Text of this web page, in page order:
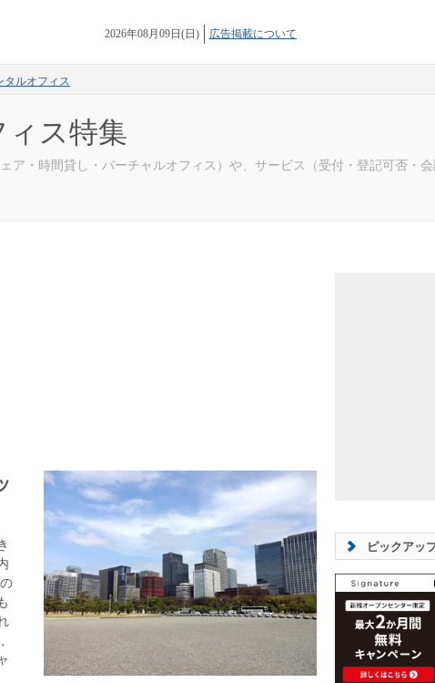
2026年08月09日(日) 広告掲載について
タルオフィス
ス特集
ア・時間貸し・バーチャルオフィス）や、サービス（受付・登記可否・
ピックアッ